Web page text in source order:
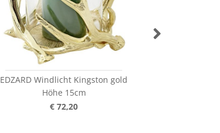
EDZARD Windlicht Kingston gold
Höhe 15cm
€ 72,20